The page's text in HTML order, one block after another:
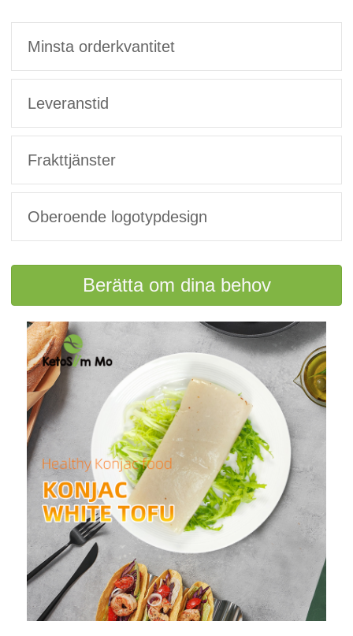
Minsta orderkvantitet
Leveranstid
Frakttjänster
Oberoende logotypdesign
Berätta om dina behov